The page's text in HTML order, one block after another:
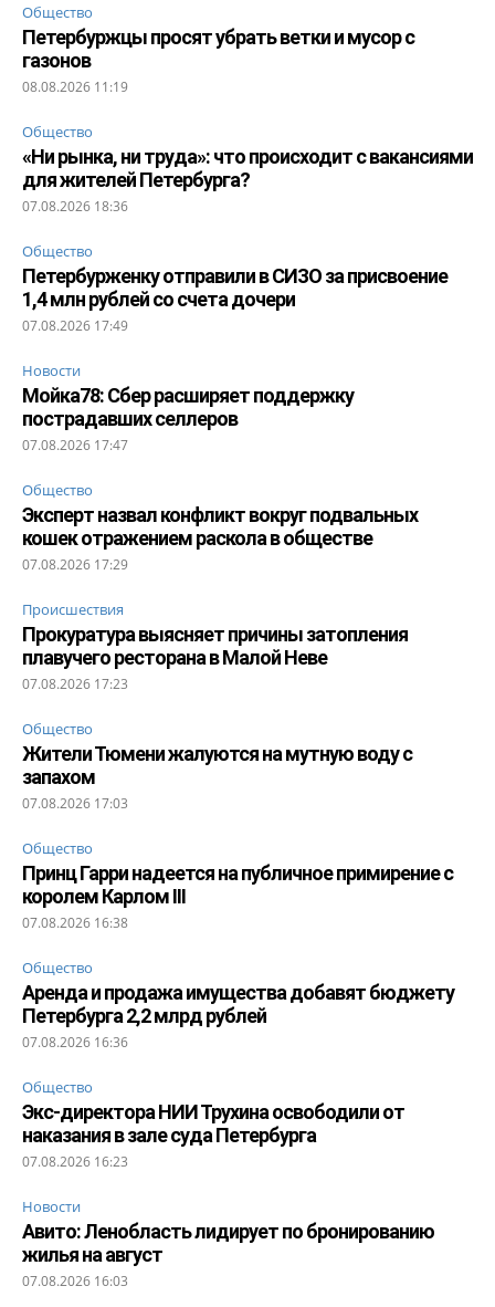
Общество
Петербуржцы просят убрать ветки и мусор с
газонов
08.08.2026 11:19
Общество
«Ни рынка, ни труда»: что происходит с вакансиями
для жителей Петербурга?
07.08.2026 18:36
Общество
Петербурженку отправили в СИЗО за присвоение
1,4 млн рублей со счета дочери
07.08.2026 17:49
Новости
Мойка78: Сбер расширяет поддержку
пострадавших селлеров
07.08.2026 17:47
Общество
Эксперт назвал конфликт вокруг подвальных
кошек отражением раскола в обществе
07.08.2026 17:29
Происшествия
Прокуратура выясняет причины затопления
плавучего ресторана в Малой Неве
07.08.2026 17:23
Общество
Жители Тюмени жалуются на мутную воду с
запахом
07.08.2026 17:03
Общество
Принц Гарри надеется на публичное примирение с
королем Карлом III
07.08.2026 16:38
Общество
Аренда и продажа имущества добавят бюджету
Петербурга 2,2 млрд рублей
07.08.2026 16:36
Общество
Экс-директора НИИ Трухина освободили от
наказания в зале суда Петербурга
07.08.2026 16:23
Новости
Авито: Ленобласть лидирует по бронированию
жилья на август
07.08.2026 16:03